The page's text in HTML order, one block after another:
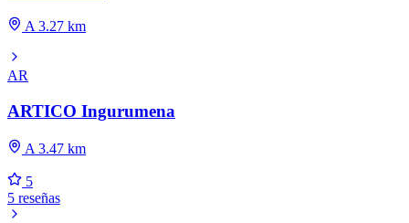
A 3.27 km
AR
ARTICO Ingurumena
A 3.47 km
5
5 reseñas